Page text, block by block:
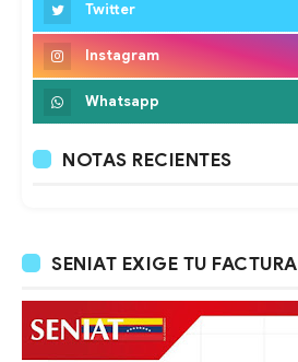
Twitter
Instagram
Whatsapp
NOTAS RECIENTES
SENIAT EXIGE TU FACTURA